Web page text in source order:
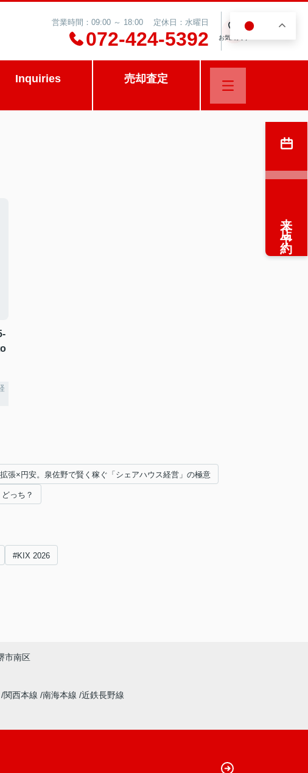
営業時間：09:00 ～ 18:00 定休日：水曜日
072-424-5392 お気に入り
Inquiries 売却査定
張×円安。泉佐野で賢く稼ぐ「シェアハウス経営」の極意
っち？
#KIX 2026
来店予約
市南区
関西本線 南海本線 近鉄長野線